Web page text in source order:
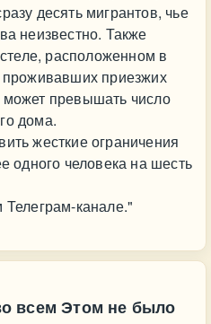
десять мигрантов, чье
неизвестно. Также
расположенном в
проживавших приезжих
превышать число
дома.
жесткие ограничения
одного человека на шесть
канале."
всем Этом не было